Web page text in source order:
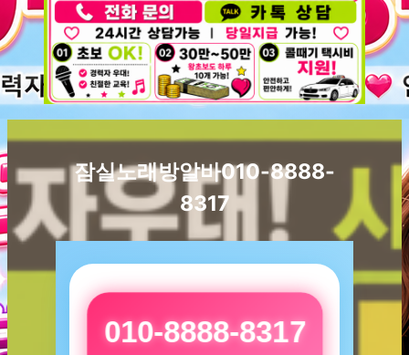
잠실노래방알바010-8888-
8317
010-8888-8317